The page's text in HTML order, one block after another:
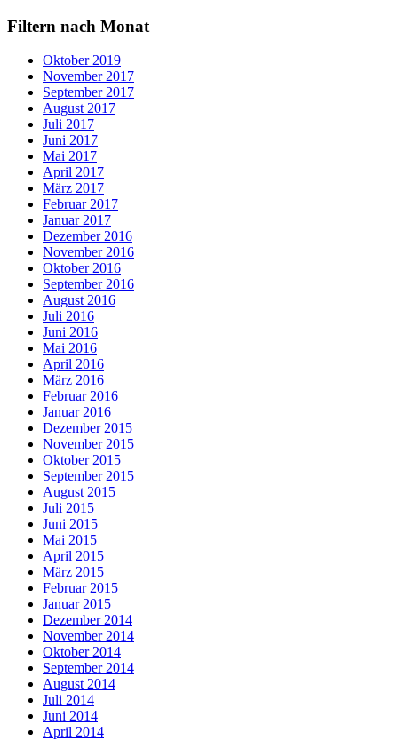
Filtern nach Monat
Oktober 2019
November 2017
September 2017
August 2017
Juli 2017
Juni 2017
Mai 2017
April 2017
März 2017
Februar 2017
Januar 2017
Dezember 2016
November 2016
Oktober 2016
September 2016
August 2016
Juli 2016
Juni 2016
Mai 2016
April 2016
März 2016
Februar 2016
Januar 2016
Dezember 2015
November 2015
Oktober 2015
September 2015
August 2015
Juli 2015
Juni 2015
Mai 2015
April 2015
März 2015
Februar 2015
Januar 2015
Dezember 2014
November 2014
Oktober 2014
September 2014
August 2014
Juli 2014
Juni 2014
April 2014